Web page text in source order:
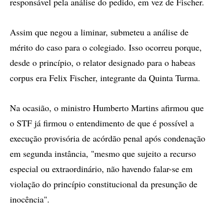
Assim que negou a liminar, submeteu a análise de
mérito do caso para o colegiado. Isso ocorreu porque,
desde o princípio, o relator designado para o habeas
corpus era Felix Fischer, integrante da Quinta Turma.
Na ocasião, o ministro Humberto Martins afirmou que
o STF já firmou o entendimento de que é possível a
execução provisória de acórdão penal após condenação
em segunda instância, "mesmo que sujeito a recurso
especial ou extraordinário, não havendo falar-se em
violação do princípio constitucional da presunção de
inocência".